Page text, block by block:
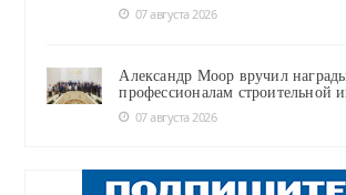
07 августа 2026
Александр Моор вручил
профессионалам строительной
07 августа 2026